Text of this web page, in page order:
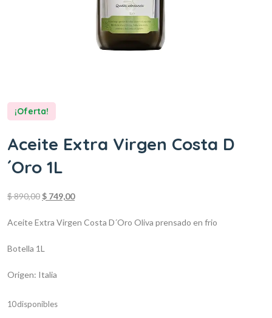
¡Oferta!
Aceite Extra Virgen Costa D
´Oro 1L
$890,00 $ 749,00
Aceite Extra Virgen Costa D´Oro Oliva prensado en frio
Botella 1L
Origen: Italia
10 disponibles